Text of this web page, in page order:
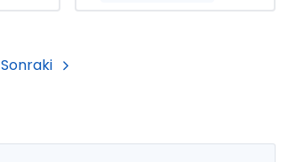
Sonraki